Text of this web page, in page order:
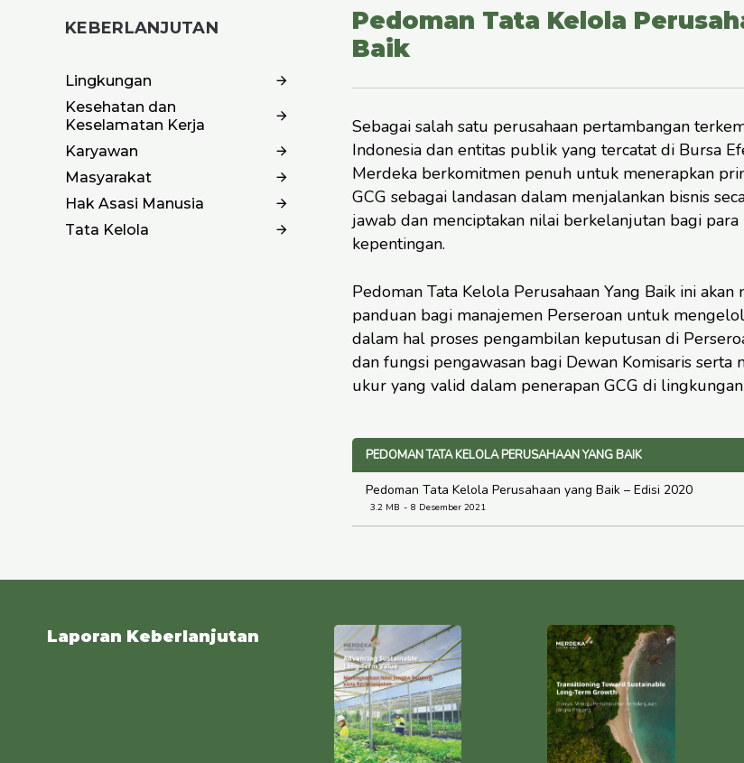
KEBERLANJUTAN
Lingkungan
Kesehatan dan
Keselamatan Kerja
Karyawan
Masyarakat
Hak Asasi Manusia
Tata Kelola
Pedoman Tata Kelola
Baik
Sebagai salah satu perusahaan pertambangan
Indonesia dan entitas publik yang tercatat di Bursa
Merdeka berkomitmen penuh untuk menerapkan
GCG sebagai landasan dalam menjalankan bisnis
jawab dan menciptakan nilai berkelanjutan bagi
kepentingan.
Pedoman Tata Kelola Perusahaan Yang Baik ini akan
panduan bagi manajemen Perseroan untuk
dalam hal proses pengambilan keputusan di
dan fungsi pengawasan bagi Dewan Komisaris serta
ukur yang valid dalam penerapan GCG di
PEDOMAN TATA KELOLA PERUSAHAAN YANG BAIK
Pedoman Tata Kelola Perusahaan yang Baik – Edisi 2020
3.2 MB 8 Desember 2021
Laporan Keberlanjutan